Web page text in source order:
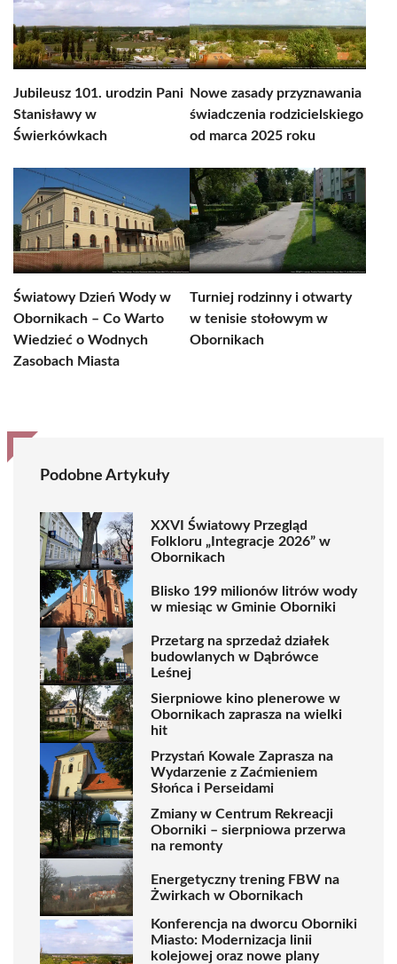
Jubileusz 101. urodzin Pani
Stanisławy w
Świerkówkach
Nowe zasady przyznawania
świadczenia rodzicielskiego
od marca 2025 roku
Światowy Dzień Wody w
Obornikach – Co Warto
Wiedzieć o Wodnych
Zasobach Miasta
Turniej rodzinny i otwarty
w tenisie stołowym w
Obornikach
Podobne Artykuły
XXVI Światowy Przegląd
Folkloru „Integracje 2026” w
Obornikach
Blisko 199 milionów litrów wody
w miesiąc w Gminie Oborniki
Przetarg na sprzedaż działek
budowlanych w Dąbrówce
Leśnej
Sierpniowe kino plenerowe w
Obornikach zaprasza na wielki
hit
Przystań Kowale Zaprasza na
Wydarzenie z Zaćmieniem
Słońca i Perseidami
Zmiany w Centrum Rekreacji
Oborniki – sierpniowa przerwa
na remonty
Energetyczny trening FBW na
Żwirkach w Obornikach
Konferencja na dworcu Oborniki
Miasto: Modernizacja linii
kolejowej oraz nowe plany